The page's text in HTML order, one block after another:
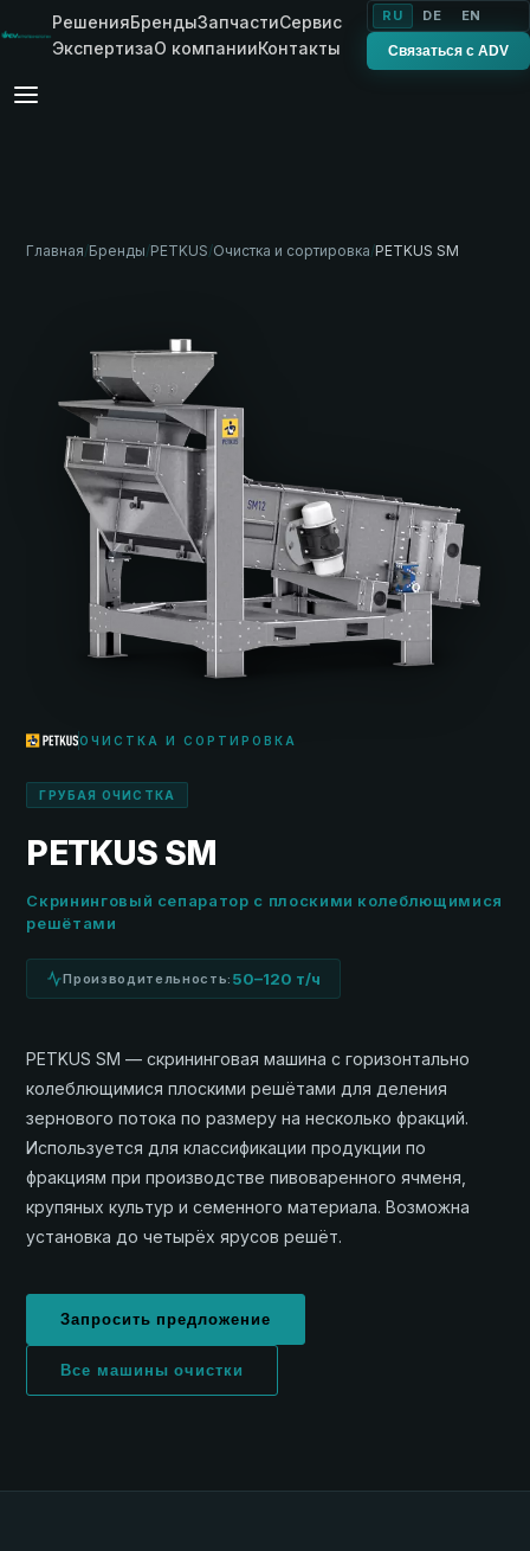
РешенияБрендыЗапчастиСервис
ЭкспертизаО компанииКонтакты
RU DE EN
Связаться с ADV
Главная/Бренды/PETKUS/Очистка и сортировка/PETKUS SM
ОЧИСТКА И СОРТИРОВКА
ГРУБАЯ ОЧИСТКА
PETKUS SM
Скрининговый сепаратор с плоскими колеблющимися
решётами
Производительность: 50–120 т/ч
PETKUS SM — скрининговая машина с горизонтально
колеблющимися плоскими решётами для деления
зернового потока по размеру на несколько фракций.
Используется для классификации продукции по
фракциям при производстве пивоваренного ячменя,
крупяных культур и семенного материала. Возможна
установка до четырёх ярусов решёт.
Запросить предложение
Все машины очистки